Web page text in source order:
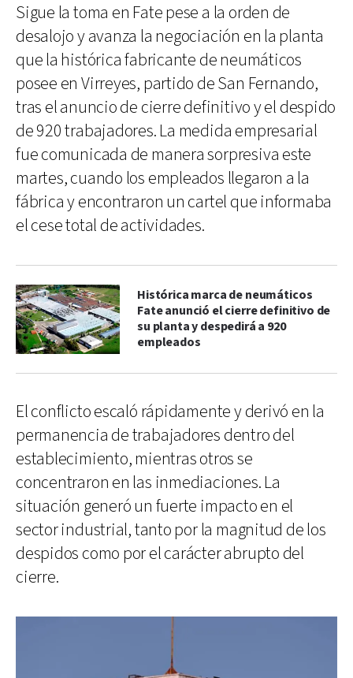
Sigue la toma en Fate pese a la orden de
desalojo y avanza la negociación en la planta
que la histórica fabricante de neumáticos
posee en Virreyes, partido de San Fernando,
tras el anuncio de cierre definitivo y el despido
de 920 trabajadores. La medida empresarial
fue comunicada de manera sorpresiva este
martes, cuando los empleados llegaron a la
fábrica y encontraron un cartel que informaba
el cese total de actividades.
Histórica marca de neumáticos
Fate anunció el cierre definitivo de
su planta y despedirá a 920
empleados
El conflicto escaló rápidamente y derivó en la
permanencia de trabajadores dentro del
establecimiento, mientras otros se
concentraron en las inmediaciones. La
situación generó un fuerte impacto en el
sector industrial, tanto por la magnitud de los
despidos como por el carácter abrupto del
cierre.